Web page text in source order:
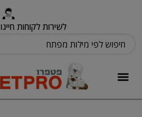
לשירות לקוחות חייגו